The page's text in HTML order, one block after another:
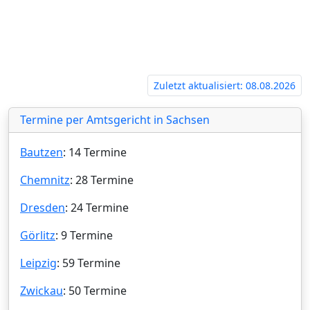
Zuletzt aktualisiert: 08.08.2026
Termine per Amtsgericht in Sachsen
Bautzen: 14 Termine
Chemnitz: 28 Termine
Dresden: 24 Termine
Görlitz: 9 Termine
Leipzig: 59 Termine
Zwickau: 50 Termine